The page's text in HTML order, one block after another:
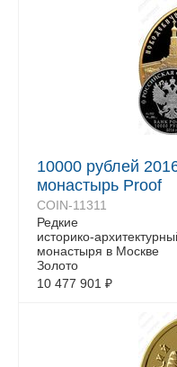
10000 рублей
монастырь Proof
COIN-11311
Редкие
историко-
монастыря в Москве
Золото
10 477 901 ₽